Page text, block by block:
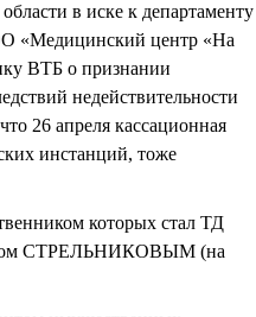
в иске к департаменту
«Медицинский центр «На
ВТБ о признании
недействительности
26 апреля кассационная
инстанций, тоже
которых стал ТД
СТРЕЛЬНИКОВЫМ (на